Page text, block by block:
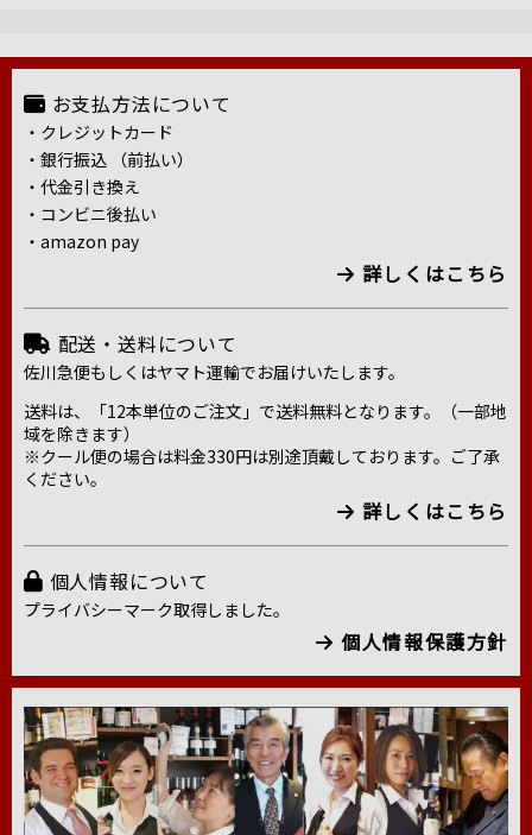
お支払方法について
・クレジットカード
・銀行振込 （前払い）
・代金引き換え
・コンビニ後払い
・amazon pay
詳しくはこちら
配送・送料について
佐川急便もしくはヤマト運輸でお届けいたします。
送料は、「12本単位のご注文」で送料無料となります。（一部地
域を除きます）
※クール便の場合は料金330円は別途頂戴しております。ご了承
ください。
詳しくはこちら
個人情報について
プライバシーマーク取得しました。
個人情報保護方針